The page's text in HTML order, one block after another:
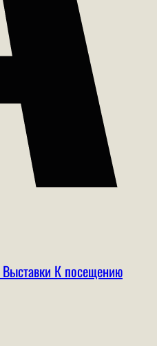
Выставки К посещению